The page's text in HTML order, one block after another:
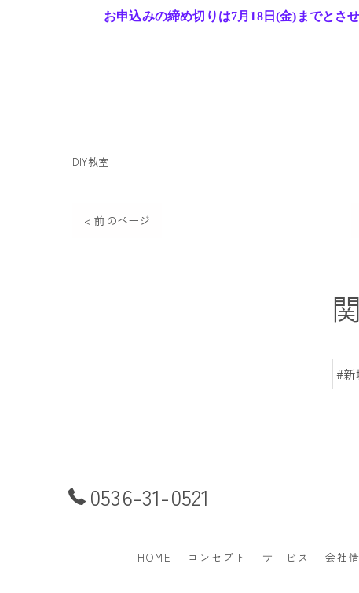
お申込みの締め切りは7月18日(金)までとさ
DIY教室
< 前のページ
#新
0536-31-0521
HOME コンセプト サービス 会社